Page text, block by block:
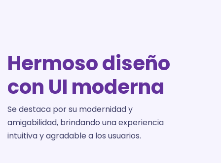
Hermoso diseño
con UI moderna
Se destaca por su modernidad y
amigabilidad, brindando una experiencia
intuitiva y agradable a los usuarios.